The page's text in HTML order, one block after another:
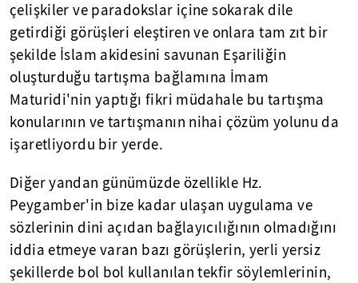
çelişkiler ve paradokslar içine sokarak dile
getirdiği görüşleri eleştiren ve onlara tam zıt bir
şekilde İslam akidesini savunan Eşariliğin
oluşturduğu tartışma bağlamına İmam
Maturidi'nin yaptığı fikri müdahale bu tartışma
konularının ve tartışmanın nihai çözüm yolunu da
işaretliyordu bir yerde.
Diğer yandan günümüzde özellikle Hz.
Peygamber'in bize kadar ulaşan uygulama ve
sözlerinin dini açıdan bağlayıcılığının olmadığını
iddia etmeye varan bazı görüşlerin, yerli yersiz
şekillerde bol bol kullanılan tekfir söylemlerinin,